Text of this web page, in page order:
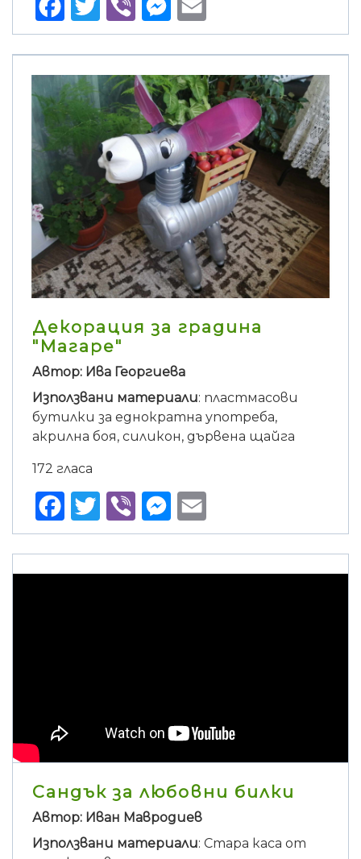
FacebookTwitterViber Messenger
Декорация за градина
"Магаре"
Автор: Ива Георгиева
Използвани материали: пластмасови
бутилки за еднократна употреба,
акрилна боя, силикон, дървена щайга
172 гласа
FacebookTwitterViber Messenger
Сандък за любовни билки
Автор: Иван Мавродиев
Използвани материали: Стара каса от